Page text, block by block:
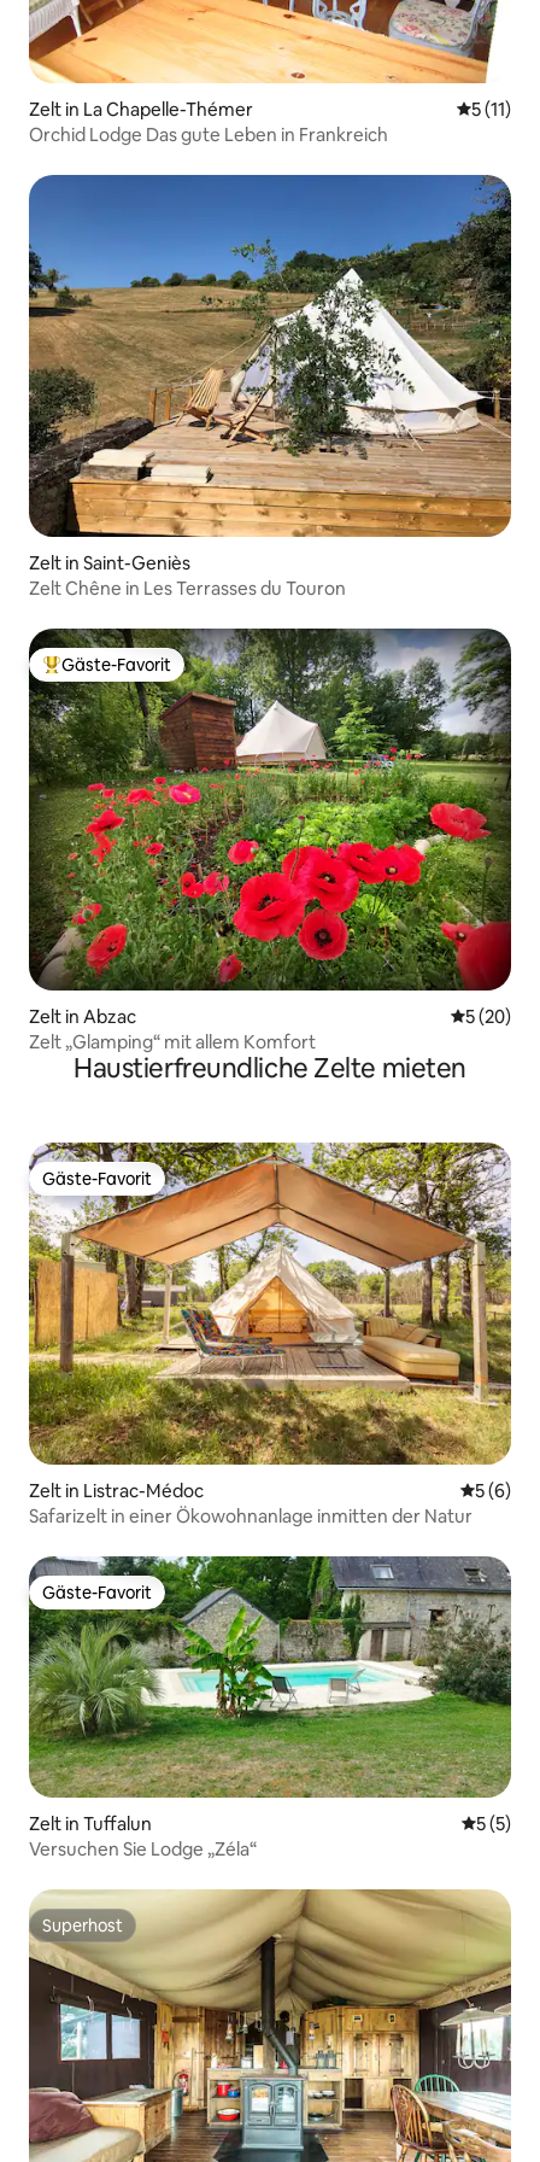
Zelt in La Chapelle-Thémer
5 (11)
Orchid Lodge Das gute Leben in Frankreich
Zelt in Saint-Geniès
Zelt Chêne in Les Terrasses du Touron
Beliebter Gäste-Favorit.
Gäste-Favorit
Zelt in Abzac
5 (20)
Zelt „Glamping“ mit allem Komfort
Haustierfreundliche Zelte mieten
Gäste-Favorit
Gäste-Favorit
Zelt in Listrac-Médoc
5 (6)
Safarizelt in einer Ökowohnanlage inmitten der Natur
Gäste-Favorit
Gäste-Favorit
Zelt in Tuffalun
5 (5)
Versuchen Sie Lodge „Zéla“
Superhost
Superhost